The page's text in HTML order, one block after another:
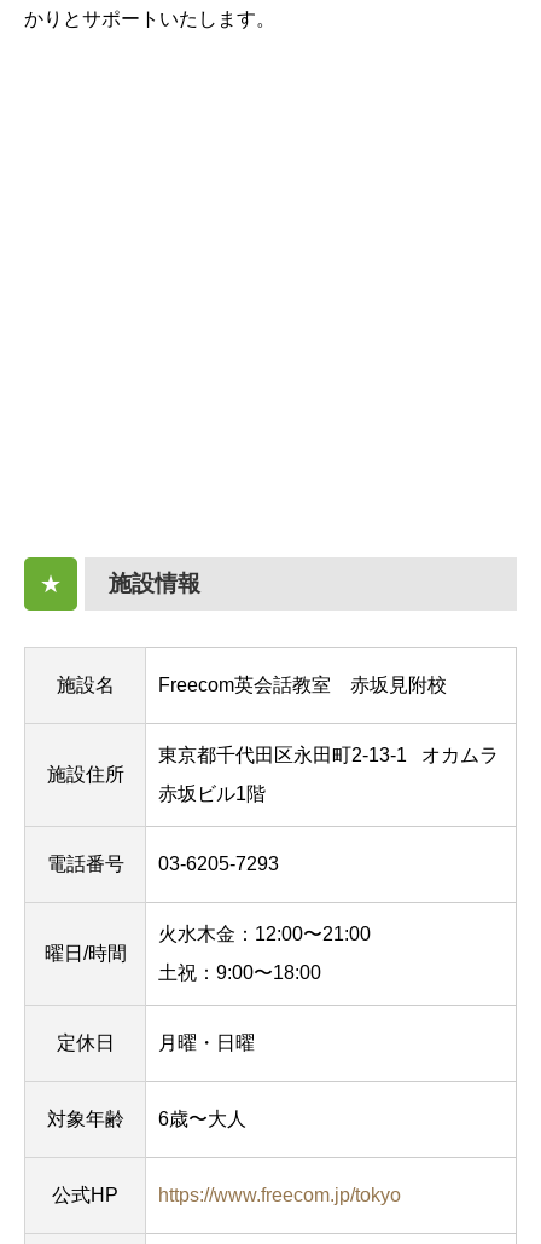
かりとサポートいたします。
★ 施設情報
施設名 Freecom英会話教室 赤坂見附校
施設住所
東京都千代田区永田町2-13-1
オカムラ
赤坂ビル1階
電話番号 03-6205-7293
曜日/時間
火水木金：12:00〜21:00
土祝：9:00〜18:00
定休日 月曜・日曜
対象年齢 6歳〜大人
公式HP https://www.freecom.jp/tokyo